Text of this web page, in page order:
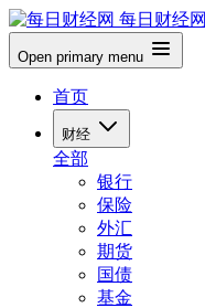
每日财经网
Open primary menu
首页
财经
全部
银行
保险
外汇
期货
国债
基金